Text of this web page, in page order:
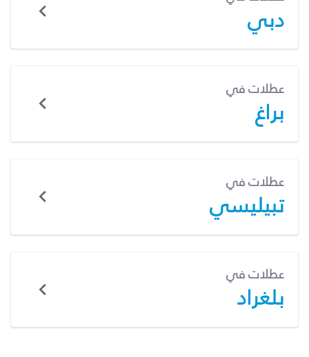
دبي
عطلات في
براغ
عطلات في
تبيليسي
عطلات في
بلغراد